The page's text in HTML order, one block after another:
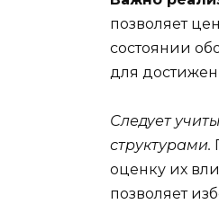
позволяет
состоянии
для
Следует
структурами.
оценку их
позволяет